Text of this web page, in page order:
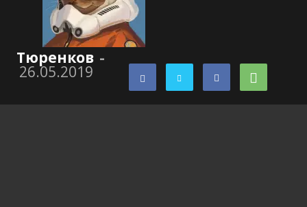
Тюренков -
26.05.2019